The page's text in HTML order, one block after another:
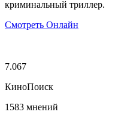
криминальный триллер.
Смотреть Онлайн
7.067
КиноПоиск
1583 мнений